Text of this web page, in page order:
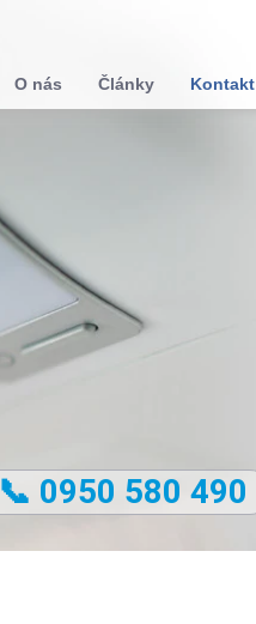
O nás Články Kontakt
📞 0950 580 490